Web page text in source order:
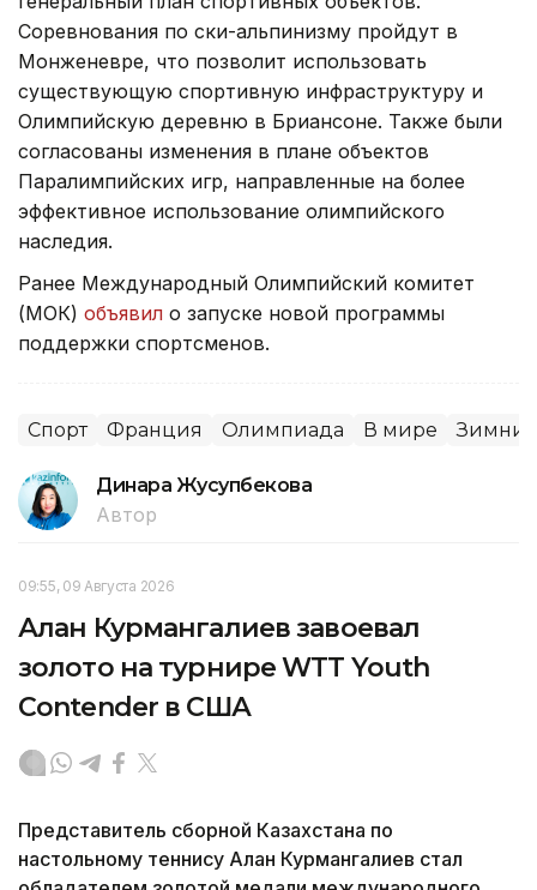
Соревнования по ски-альпинизму пройдут в
Монженевре, что позволит использовать
существующую спортивную инфраструктуру и
Олимпийскую деревню в Бриансоне. Также были
согласованы изменения в плане объектов
Паралимпийских игр, направленные на более
эффективное использование олимпийского
наследия.
Ранее Международный Олимпийский комитет
(МОК) объявил о запуске новой программы
поддержки спортсменов.
Спорт Франция Олимпиада В мире
Динара Жусупбекова
Автор
09:55, 09 Августа 2026
Алан Курмангалиев завоевал
золото на турнире WTT Youth
Contender в США
Представитель сборной Казахстана по
настольному теннису Алан Курмангалиев стал